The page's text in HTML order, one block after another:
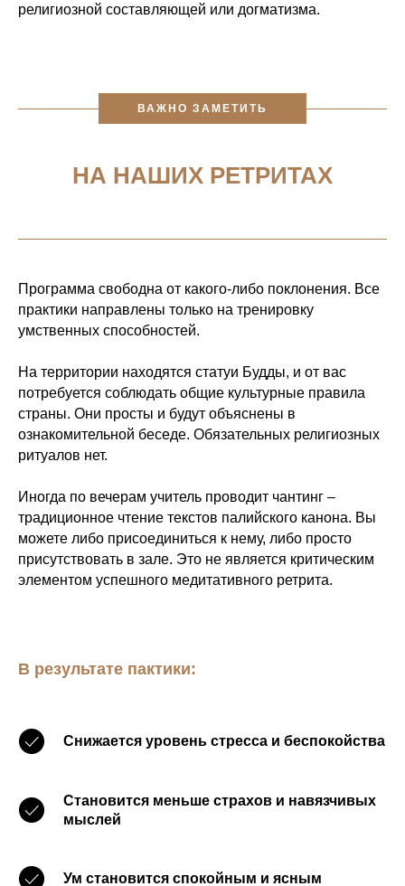
религиозной составляющей или догматизма.
ВАЖНО ЗАМЕТИТЬ
НА НАШИХ РЕТРИТАХ
Программа свободна от какого-либо поклонения. Все
практики направлены только на тренировку
умственных способностей.
На территории находятся статуи Будды, и от вас
потребуется соблюдать общие культурные правила
страны. Они просты и будут объяснены в
ознакомительной беседе. Обязательных религиозных
ритуалов нет.
Иногда по вечерам учитель проводит чантинг –
традиционное чтение текстов палийского канона. Вы
можете либо присоединиться к нему, либо просто
присутствовать в зале. Это не является критическим
элементом успешного медитативного ретрита.
В результате пактики:
Снижается уровень стресса и беспокойства
Становится меньше страхов и навязчивых
мыслей
Ум становится спокойным и ясным